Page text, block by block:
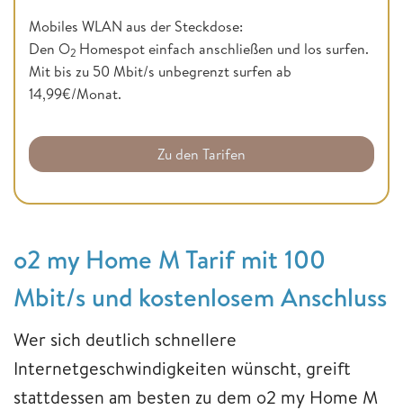
Mobiles WLAN aus der Steckdose:
Den O2 Homespot einfach anschließen und los surfen.
Mit bis zu 50 Mbit/s unbegrenzt surfen ab
14,99€/Monat.
Zu den Tarifen
o2 my Home M Tarif mit 100
Mbit/s und kostenlosem Anschluss
Wer sich deutlich schnellere
Internetgeschwindigkeiten wünscht, greift
stattdessen am besten zu dem o2 my Home M